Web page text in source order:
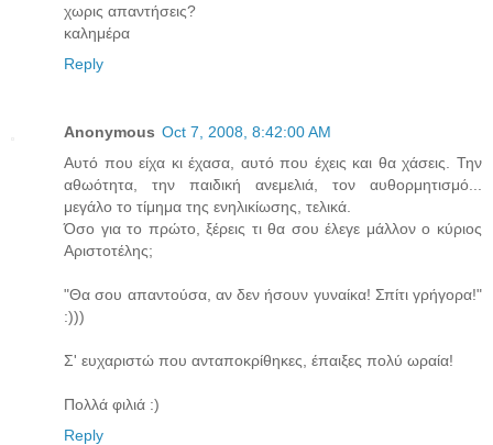
χωρις απαντήσεις?
καλημέρα
Reply
Anonymous Oct 7, 2008, 8:42:00 AM
Αυτό που είχα κι έχασα, αυτό που έχεις και θα χάσεις. Την
αθωότητα, την παιδική ανεμελιά, τον αυθορμητισμό...
μεγάλο το τίμημα της ενηλικίωσης, τελικά.
Όσο για το πρώτο, ξέρεις τι θα σου έλεγε μάλλον ο κύριος
Αριστοτέλης;
"Θα σου απαντούσα, αν δεν ήσουν γυναίκα! Σπίτι γρήγορα!"
:)))
Σ' ευχαριστώ που ανταποκρίθηκες, έπαιξες πολύ ωραία!
Πολλά φιλιά :)
Reply